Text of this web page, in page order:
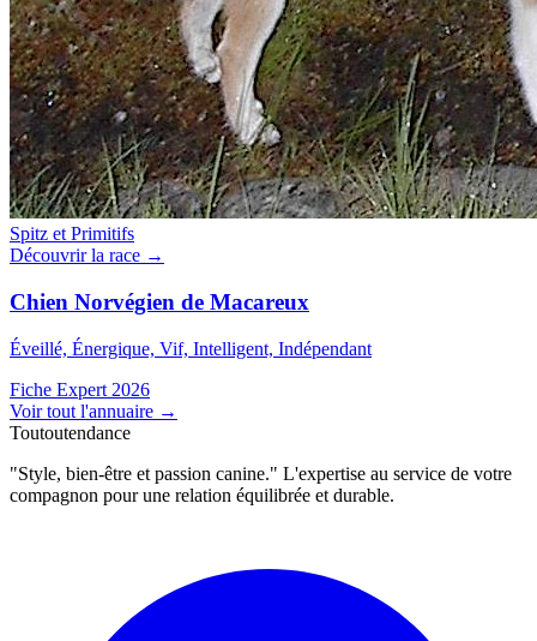
Spitz et Primitifs
Découvrir la race →
Chien Norvégien de Macareux
Éveillé, Énergique, Vif, Intelligent, Indépendant
Fiche Expert 2026
Voir tout l'annuaire →
Toutoutendance
"Style, bien-être et passion canine." L'expertise au service de votre
compagnon pour une relation équilibrée et durable.